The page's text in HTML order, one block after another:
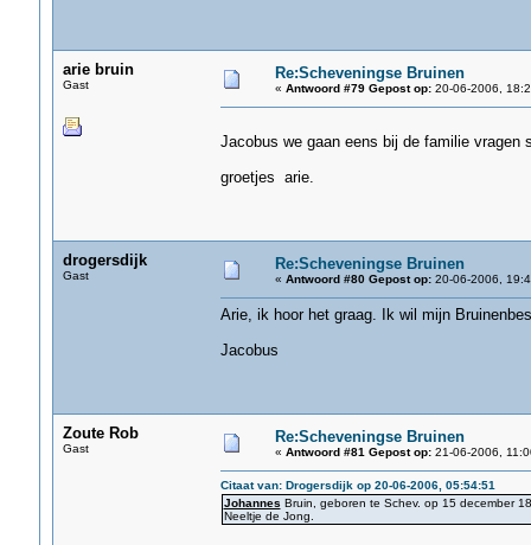
arie bruin
Gast
Re:Scheveningse Bruinen
« Antwoord #79 Gepost op:20-06-2006,
Jacobus we gaan eens bij de familie vragen
groetjes arie.
drogersdijk
Gast
Re:Scheveningse Bruinen
« Antwoord #80 Gepost op:20-06-2006,
Arie, ik hoor het graag. Ik wil mijn
Jacobus
Zoute Rob
Gast
Re:Scheveningse Bruinen
« Antwoord #81 Gepost op:21-06-2006,
Citaat van: Drogersdijk op 20-06-2006, 05:54:51
Johannes Bruin, geboren te Schev. op 15 december
Neeltje de Jong.